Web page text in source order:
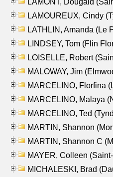
LAMOUREUX, Cindy
LATHLIN, Amanda (Le
LINDSEY, Tom (Flin
LOISELLE, Robert
MALOWAY, Jim
MARCELINO, Florfina
MARCELINO, Malaya
MARCELINO, Ted
MARTIN, Shannon
MARTIN, Shannon C
MAYER, Colleen
MICHALESKI, Brad